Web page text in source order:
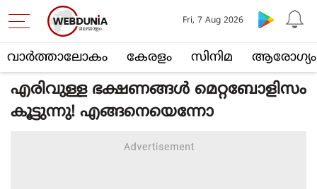
വാര്‍ത്താലോകം കേരളം സിനിമ ആരോഗ്യം
Fri, 7 Aug 2026
എരിവുള്ള ഭക്ഷണങ്ങള്‍ മെറ്റബോളിസം
കൂട്ടുന്നു! എങ്ങനെയെന്നോ